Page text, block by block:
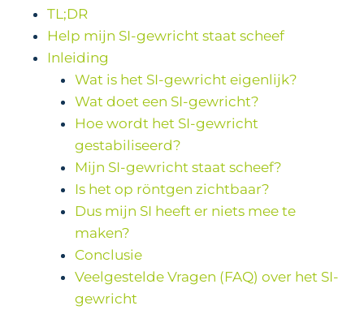
TL;DR
Help mijn SI-gewricht staat scheef
Inleiding
Wat is het SI-gewricht eigenlijk?
Wat doet een SI-gewricht?
Hoe wordt het SI-gewricht
gestabiliseerd?
Mijn SI-gewricht staat scheef?
Is het op röntgen zichtbaar?
Dus mijn SI heeft er niets mee te
maken?
Conclusie
Veelgestelde Vragen (FAQ) over het SI-
gewricht